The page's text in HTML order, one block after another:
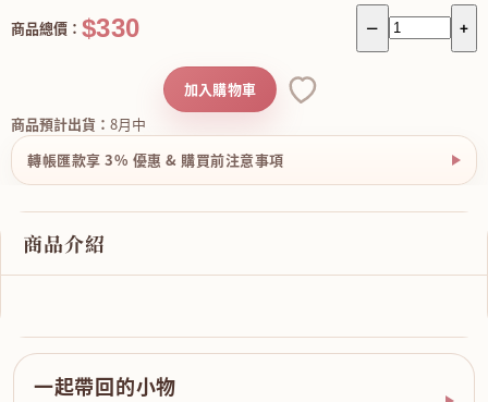
－ +
商品總價： $330
商品預計出貨： 8月中
加入購物車
轉帳匯款享 3% 優惠 & 購買前注意事項
商品介紹
一起帶回的小物